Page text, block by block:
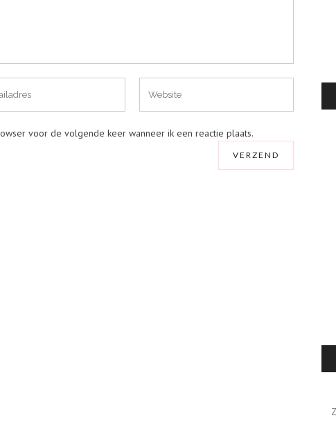
voor de volgende keer wanneer ik een reactie plaats.